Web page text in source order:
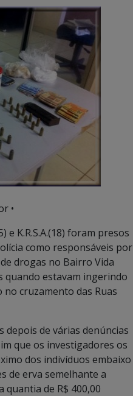
•
e K.R.S.A.(18) foram presos
como responsáveis por
drogas no Bairro Vida
quando estavam ingerindo
cruzamento das Ruas
depois de várias denúncias
que os investigadores os
dos indivíduos embaixo
de erva semelhante a
quantia de R$ 400,00